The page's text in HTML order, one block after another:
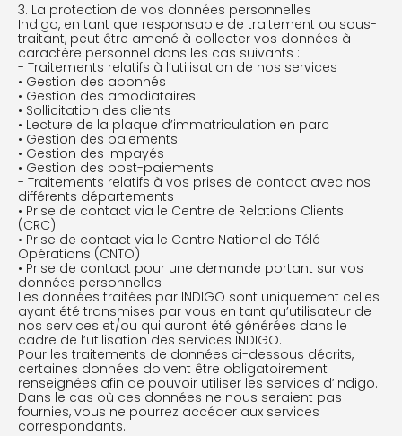
3. La protection de vos données personnelles
Indigo, en tant que responsable de traitement ou sous-
traitant, peut être amené à collecter vos données à
caractère personnel dans les cas suivants :
- Traitements relatifs à l’utilisation de nos services
• Gestion des abonnés
• Gestion des amodiataires
• Sollicitation des clients
• Lecture de la plaque d’immatriculation en parc
• Gestion des paiements
• Gestion des impayés
• Gestion des post-paiements
- Traitements relatifs à vos prises de contact avec nos
différents départements
• Prise de contact via le Centre de Relations Clients
(CRC)
• Prise de contact via le Centre National de Télé
Opérations (CNTO)
• Prise de contact pour une demande portant sur vos
données personnelles
Les données traitées par INDIGO sont uniquement celles
ayant été transmises par vous en tant qu’utilisateur de
nos services et/ou qui auront été générées dans le
cadre de l’utilisation des services INDIGO.
Pour les traitements de données ci-dessous décrits,
certaines données doivent être obligatoirement
renseignées afin de pouvoir utiliser les services d’Indigo.
Dans le cas où ces données ne nous seraient pas
fournies, vous ne pourrez accéder aux services
correspondants.